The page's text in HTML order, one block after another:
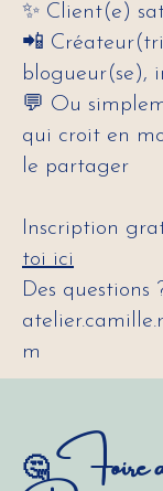
✨ Client(e)
📲
blogueur(se),
💬 Ou
qui croit en
le partager
Inscription
toi ici
Des questions
m
🤔 Foire